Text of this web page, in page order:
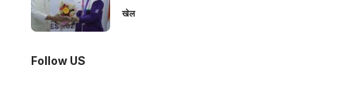
खेल
Follow US